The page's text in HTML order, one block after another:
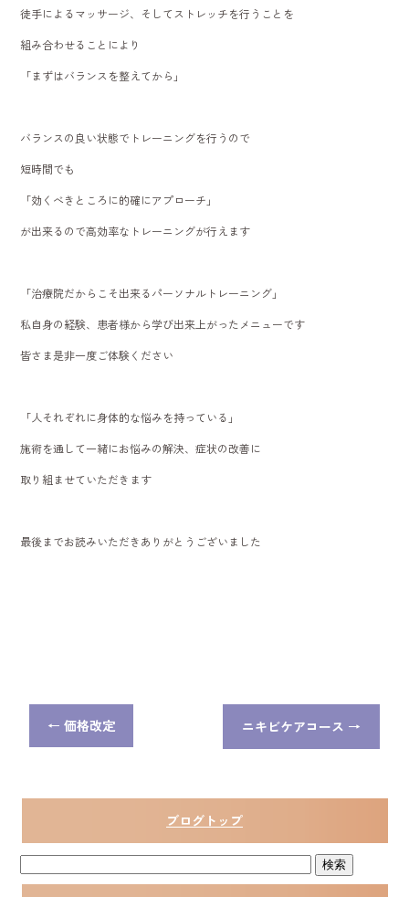
徒手によるマッサージ、そしてストレッチを行うことを
組み合わせることにより
「まずはバランスを整えてから」
バランスの良い状態でトレーニングを行うので
短時間でも
「効くべきところに的確にアプローチ」
が出来るので高効率なトレーニングが行えます
「治療院だからこそ出来るパーソナルトレーニング」
私自身の経験、患者様から学び出来上がったメニューです
皆さま是非一度ご体験ください
「人それぞれに身体的な悩みを持っている」
施術を通して一緒にお悩みの解決、症状の改善に
取り組ませていただきます
最後までお読みいただきありがとうございました
← 価格改定 ニキビケアコース →
ブログトップ